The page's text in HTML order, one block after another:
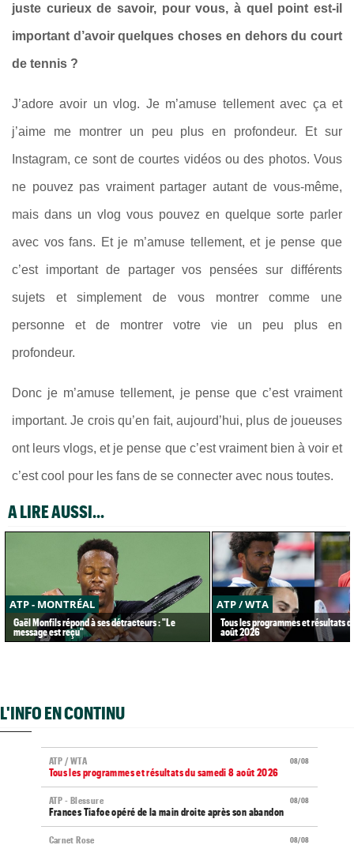
juste curieux de savoir, pour vous, à quel point est-il
important d’avoir quelques choses en dehors du court
de tennis ?
J’adore avoir un vlog. Je m’amuse tellement avec ça et
j’aime me montrer un peu plus en profondeur. Et sur
Instagram, ce sont de courtes vidéos ou des photos. Vous
ne pouvez pas vraiment partager autant de vous-même,
mais dans un vlog vous pouvez en quelque sorte parler
avec vos fans. Et je m’amuse tellement, et je pense que
c’est important de partager vos pensées sur différents
sujets et simplement de vous montrer comme une
personne et de montrer votre vie un peu plus en
profondeur.
Donc je m’amuse tellement, je pense que c’est vraiment
important. Je crois qu’en fait, aujourd’hui, plus de joueuses
ont leurs vlogs, et je pense que c’est vraiment bien à voir et
c’est cool pour les fans de se connecter avec nous toutes.
A LIRE AUSSI...
ATP - MONTRÉAL
Gaël Monfils répond à ses détracteurs : "Le
message est reçu"
ATP / WTA
Tous les programmes et résultats
août 2026
L'INFO EN CONTINU
08/08
ATP / WTA
Tous les programmes et résultats du samedi 8 août 2026
08/08
ATP - Blessure
Frances Tiafoe opéré de la main droite après son abandon
08/08
Carnet Rose